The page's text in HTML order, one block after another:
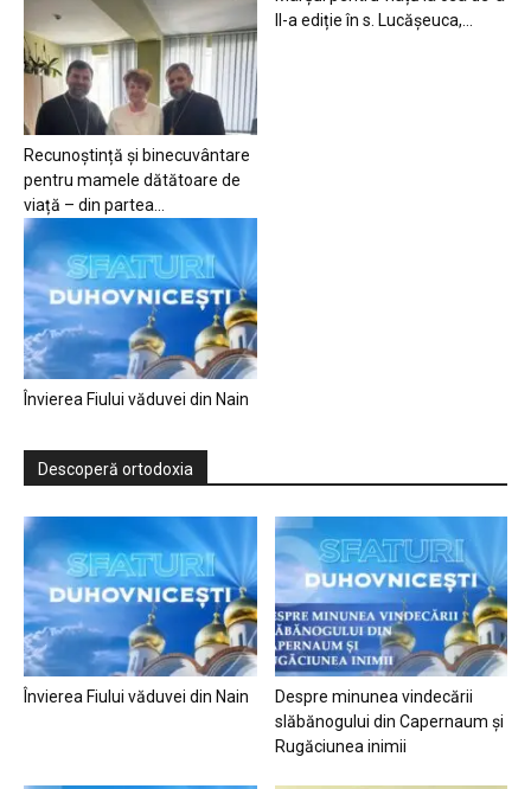
Recunoștință și binecuvântare
pentru mamele dătătoare de
viață – din partea...
II-a ediție în s. Lucășeuca,...
Învierea Fiului văduvei din Nain
Descoperă ortodoxia
Învierea Fiului văduvei din Nain
Despre minunea vindecării
slăbănogului din Capernaum și
Rugăciunea inimii